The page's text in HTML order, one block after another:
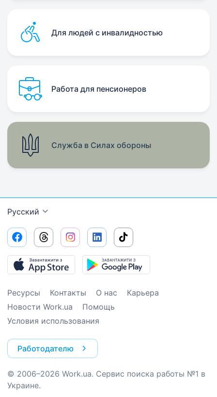
Для людей с инвалидностью
Работа для пенсионеров
Служба в Силах обороны
Русский
Ресурсы Контакты О нас
Карьера
Новости Work.ua
Помощь
Условия использования
Работодателю
© 2006–2026 Work.ua. Сервис поиска работы №1 в
Украине.